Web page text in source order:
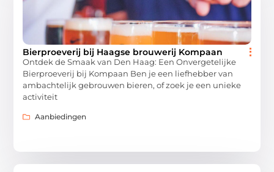
Bierproeverij bij Haagse brouwerij Kompaan
Ontdek de Smaak van Den Haag: Een Onvergetelijke
Bierproeverij bij Kompaan Ben je een liefhebber van
ambachtelijk gebrouwen bieren, of zoek je een unieke
activiteit
Aanbiedingen